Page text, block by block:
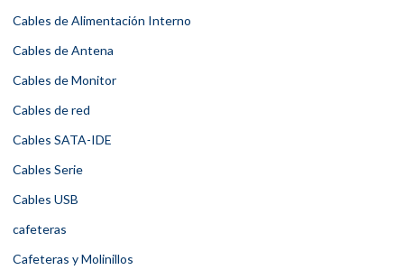
Cables de Alimentación Interno
Cables de Antena
Cables de Monitor
Cables de red
Cables SATA-IDE
Cables Serie
Cables USB
cafeteras
Cafeteras y Molinillos